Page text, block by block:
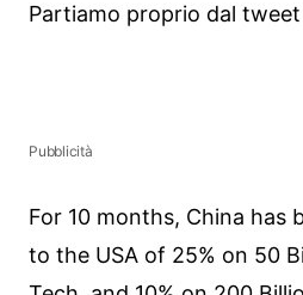
Partiamo proprio dal
Pubblicità
For 10 months, China has
to the USA of 25% on 50